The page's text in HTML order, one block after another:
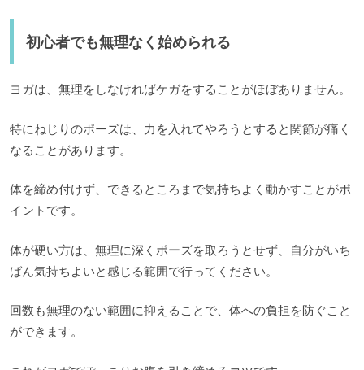
初心者でも無理なく始められる
ヨガは、無理をしなければケガをすることがほぼありません。
特にねじりのポーズは、力を入れてやろうとすると関節が痛く
なることがあります。
体を締め付けず、できるところまで気持ちよく動かすことがポ
イントです。
体が硬い方は、無理に深くポーズを取ろうとせず、自分がいち
ばん気持ちよいと感じる範囲で行ってください。
回数も無理のない範囲に抑えることで、体への負担を防ぐこと
ができます。